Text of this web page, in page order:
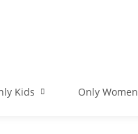
Kids Only Women